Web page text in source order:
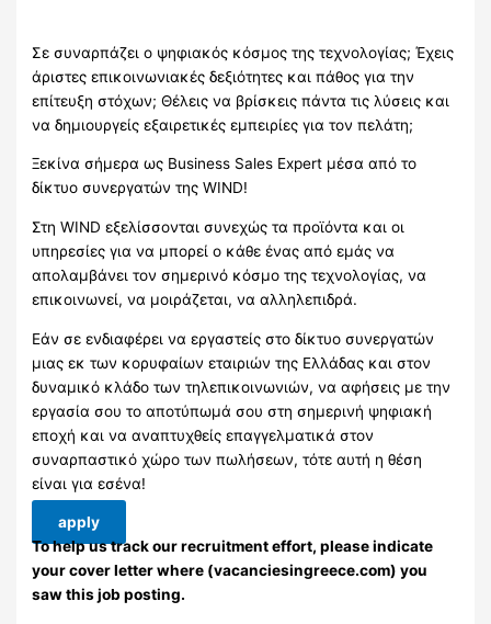
Σε συναρπάζει ο ψηφιακός κόσμος της τεχνολογίας; Έχεις
άριστες επικοινωνιακές δεξιότητες και πάθος για την
επίτευξη στόχων; Θέλεις να βρίσκεις πάντα τις λύσεις και
να δημιουργείς εξαιρετικές εμπειρίες για τον πελάτη;
Ξεκίνα σήμερα ως Business Sales Expert μέσα από το
δίκτυο συνεργατών της WIND!
Στη WIND εξελίσσονται συνεχώς τα προϊόντα και οι
υπηρεσίες για να μπορεί ο κάθε ένας από εμάς να
απολαμβάνει τον σημερινό κόσμο της τεχνολογίας, να
επικοινωνεί, να μοιράζεται, να αλληλεπιδρά.
Εάν σε ενδιαφέρει να εργαστείς στο δίκτυο συνεργατών
μιας εκ των κορυφαίων εταιριών της Ελλάδας και στον
δυναμικό κλάδο των τηλεπικοινωνιών, να αφήσεις με την
εργασία σου το αποτύπωμά σου στη σημερινή ψηφιακή
εποχή και να αναπτυχθείς επαγγελματικά στον
συναρπαστικό χώρο των πωλήσεων, τότε αυτή η θέση
είναι για εσένα!
apply
To help us track our recruitment effort, please indicate
your cover letter where (vacanciesingreece.com) you
saw this job posting.